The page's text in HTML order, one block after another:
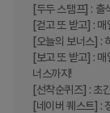
[두두 스탬프] : 출
[걷고 또 받고] :
[오늘의 보너스] :
[보고 또 받고] :
너스까지!
[선착순퀴즈] : 초
[네이버 퀘스트] :